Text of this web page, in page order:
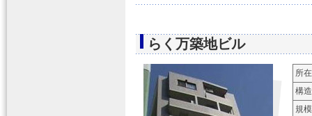
らく万築地ビル
所
構造
規模